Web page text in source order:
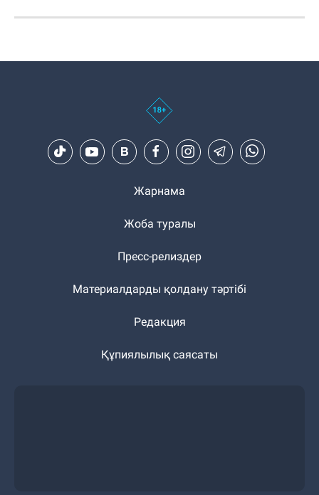
Жарнама
Жоба туралы
Пресс-релиздер
Материалдарды қолдану тәртібі
Редакция
Құпиялылық саясаты